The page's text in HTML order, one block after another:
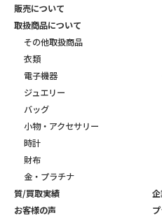
販売について
取扱商品について
その他取扱商品
衣類
電子機器
ジュエリー
バッグ
小物・アクセサリー
時計
財布
金・プラチナ
質/買取実績
お客様の声